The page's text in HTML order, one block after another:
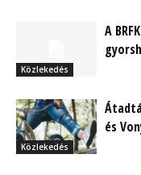
Közlekedés
A
Közlekedés
és